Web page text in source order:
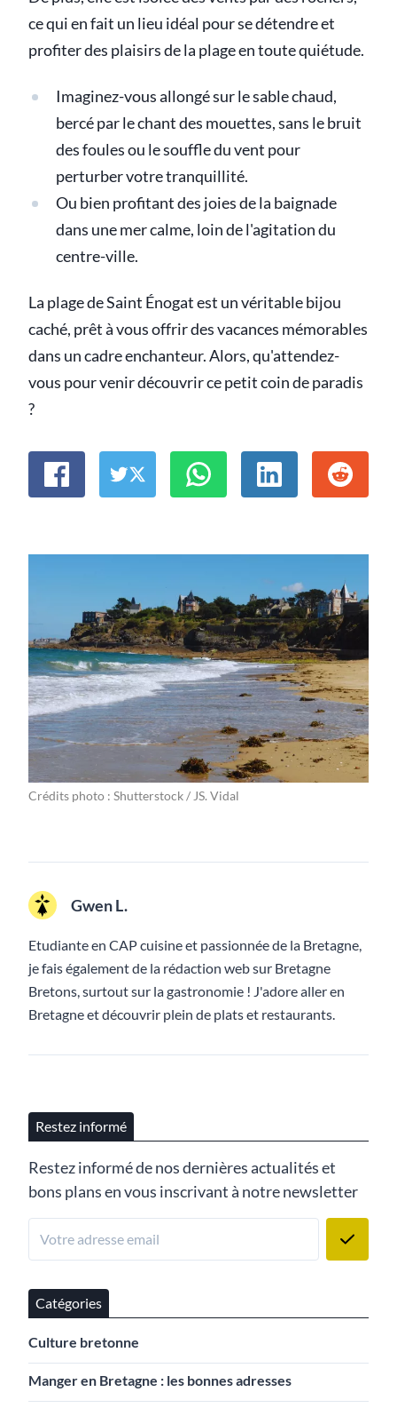
ce qui en fait un lieu idéal pour se détendre et
profiter des plaisirs de la plage en toute quiétude.
Imaginez-vous allongé sur le sable chaud,
bercé par le chant des mouettes, sans le bruit
des foules ou le souffle du vent pour
perturber votre tranquillité.
Ou bien profitant des joies de la baignade
dans une mer calme, loin de l'agitation du
centre-ville.
La plage de Saint Énogat est un véritable bijou
caché, prêt à vous offrir des vacances mémorables
dans un cadre enchanteur. Alors, qu'attendez-
vous pour venir découvrir ce petit coin de paradis
?
Crédits photo : Shutterstock / JS. Vidal
Gwen L.
Etudiante en CAP cuisine et passionnée de la Bretagne,
je fais également de la rédaction web sur Bretagne
Bretons, surtout sur la gastronomie ! J'adore aller en
Bretagne et découvrir plein de plats et restaurants.
Restez informé
Restez informé de nos dernières actualités et
bons plans en vous inscrivant à notre newsletter
Catégories
Culture bretonne
Manger en Bretagne : les bonnes adresses